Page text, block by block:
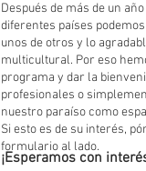
Después de más de un
diferentes países
unos de otros y lo
multicultural. Por eso
programa y dar la
profesionales o
nuestro paraíso como
Si esto es de su interés,
formulario al lado.
¡Esperamos con